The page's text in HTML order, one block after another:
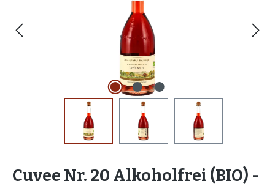
Cuvee Nr. 20 Alkoholfrei (BIO) -